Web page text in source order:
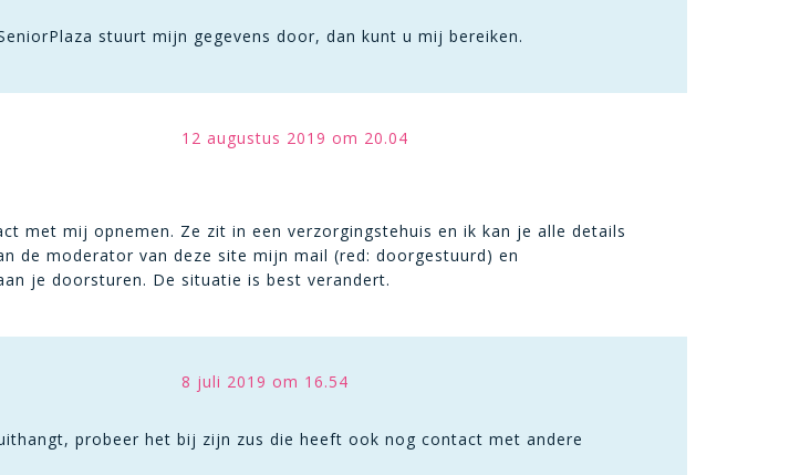
stuurt mijn gegevens door, dan kunt u mij bereiken.
12 augustus 2019 om 20.04
met mij opnemen. Ze zit in een verzorgingstehuis en ik kan je alle details
de moderator van deze site mijn mail (red: doorgestuurd) en
je doorsturen. De situatie is best verandert.
8 juli 2019 om 16.54
probeer het bij zijn zus die heeft ook nog contact met andere